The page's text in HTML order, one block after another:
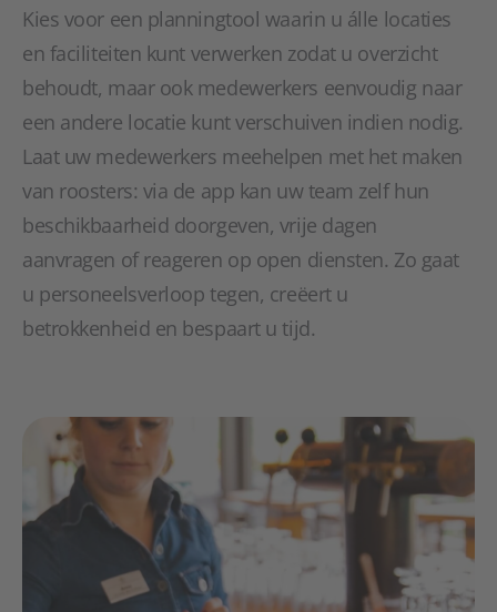
Kies voor een planningtool waarin u álle locaties
en faciliteiten kunt verwerken zodat u overzicht
behoudt, maar ook medewerkers eenvoudig naar
een andere locatie kunt verschuiven indien nodig.
Laat uw medewerkers meehelpen met het maken
van roosters: via de app kan uw team zelf hun
beschikbaarheid doorgeven, vrije dagen
aanvragen of reageren op open diensten. Zo gaat
u personeelsverloop tegen, creëert u
betrokkenheid en bespaart u tijd.